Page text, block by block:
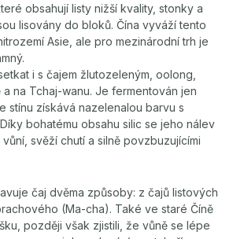
obsahují listy nižší kvality, stonky a
lisovány do bloků. Čína vyváží tento
Asie, ale pro mezinárodní trh je
i s čajem žlutozeleným, oolong,
na Tchaj-wanu. Je fermentován jen
stínu získává nazelenalou barvu s
bohatému obsahu silic se jeho nálev
svěží chutí a silně povzbuzujícími
čaj dvěma způsoby: z čajů listových
(Ma-cha). Také ve staré Číně
později však zjistili, že vůně se lépe